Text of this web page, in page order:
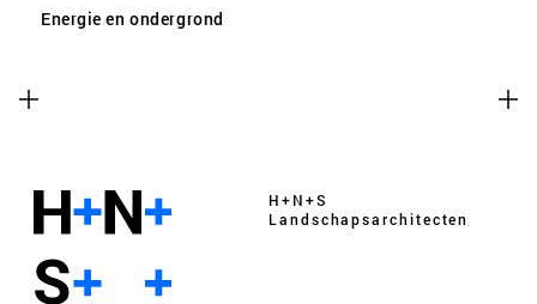
Energie en ondergrond
H+N+S
Landschaps­architecten